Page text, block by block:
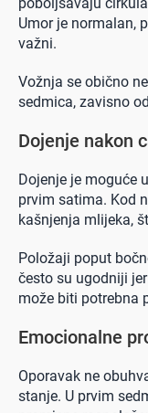
Umor je normalan,
važni.
Vožnja se obično
sedmica, zavisno
Dojenje nakon
Dojenje je moguće
prvim satima. Kod
kašnjenja mlijeka,
Položaji poput
često su ugodniji
može biti potrebna
Emocionalne
Oporavak ne
stanje. U prvim